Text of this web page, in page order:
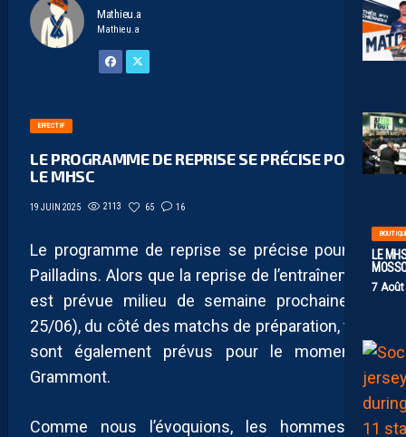
LE
7
Mathieu.a
Mathieu.a
EFFECTIF
LE PROGRAMME DE REPRISE SE PRÉCISE POUR
LE MHSC
19 JUIN 2025 2113 65 16
Le programme de reprise se précise pour les
Pailladins. Alors que la reprise de l’entraînement
est prévue milieu de semaine prochaine (le
25/06), du côté des matchs de préparation, tous
sont également prévus pour le moment à
Grammont.
Comme nous l’évoquions, les hommes de